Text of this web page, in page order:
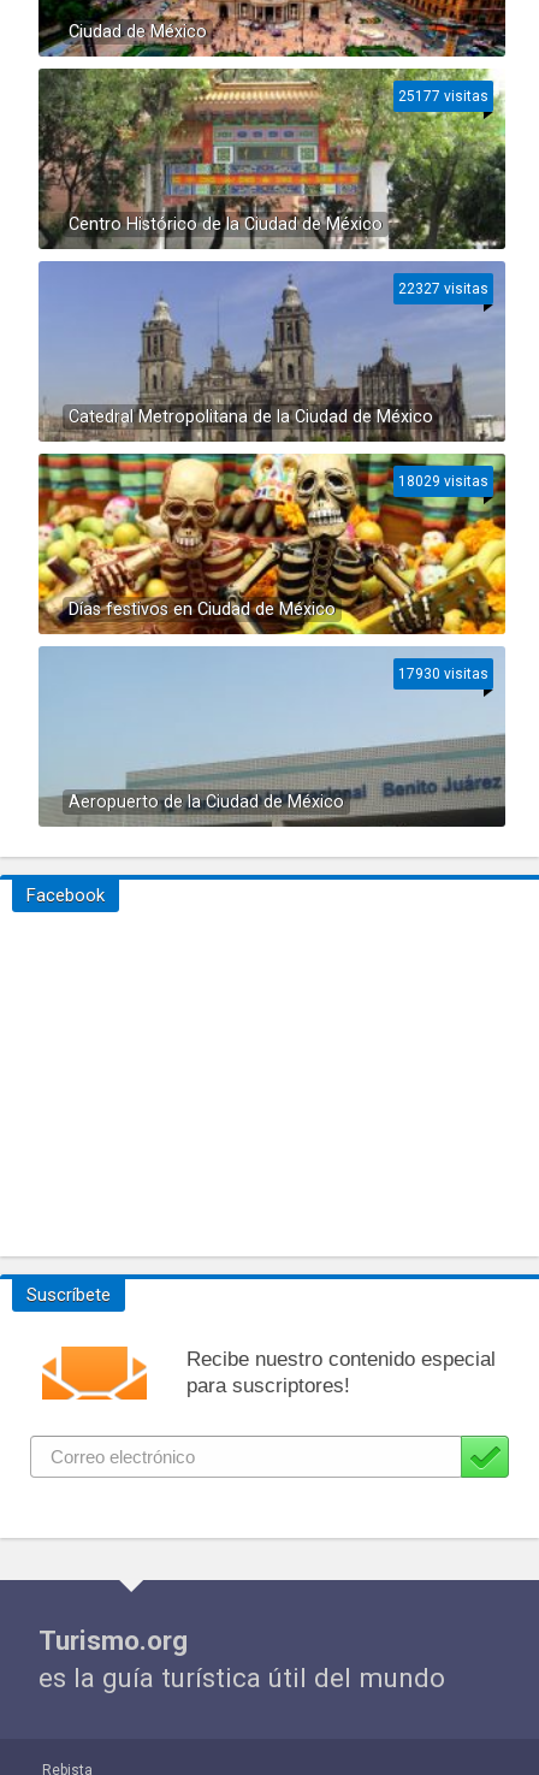
Ciudad de México
Centro Histórico de la Ciudad de México
25177 visitas
Catedral Metropolitana de la Ciudad de México
22327 visitas
Días festivos en Ciudad de México
18029 visitas
Aeropuerto de la Ciudad de México
17930 visitas
Facebook
Suscríbete
Recibe nuestro contenido especial
para suscriptores!
Turismo.org
es la guía turística útil del mundo
Rebista